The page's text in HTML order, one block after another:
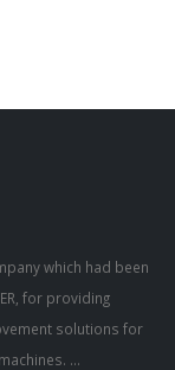
which had been
for providing
solutions for
...